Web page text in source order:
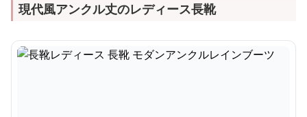
現代風アンクル丈のレディース長靴